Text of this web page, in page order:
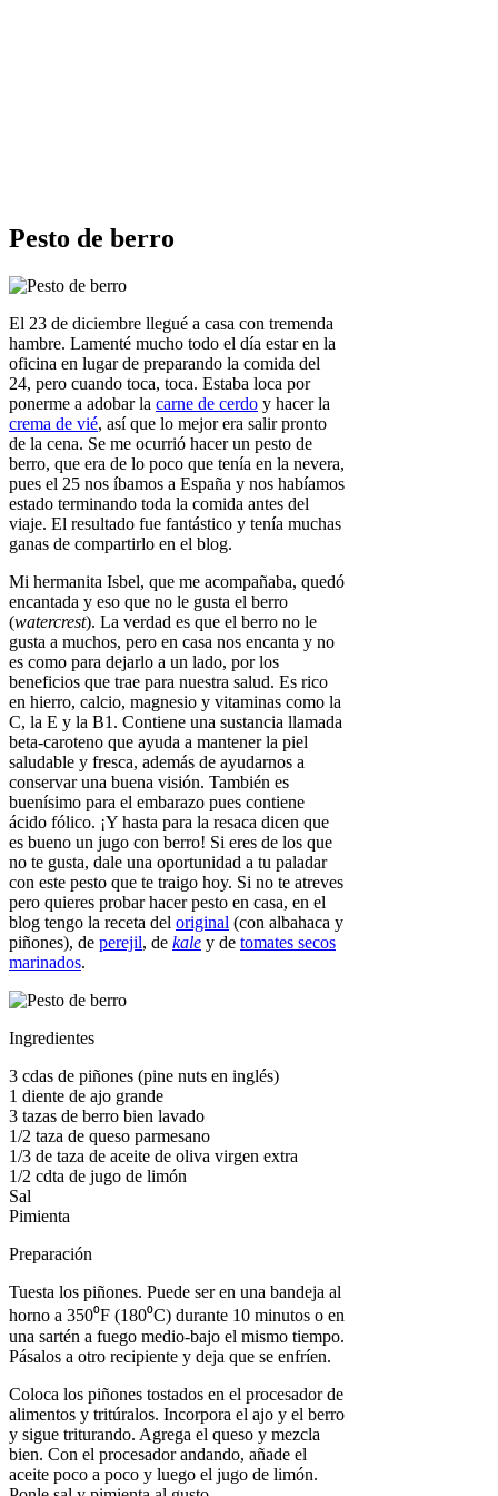
Pesto de berro
El 23 de diciembre llegué a casa con tremenda
hambre. Lamenté mucho todo el día estar en la
oficina en lugar de preparando la comida del
24, pero cuando toca, toca. Estaba loca por
ponerme a adobar la carne de cerdo y hacer la
crema de vié, así que lo mejor era salir pronto
de la cena. Se me ocurrió hacer un pesto de
berro, que era de lo poco que tenía en la nevera,
pues el 25 nos íbamos a España y nos habíamos
estado terminando toda la comida antes del
viaje. El resultado fue fantástico y tenía muchas
ganas de compartirlo en el blog.
Mi hermanita Isbel, que me acompañaba, quedó
encantada y eso que no le gusta el berro
(watercrest). La verdad es que el berro no le
gusta a muchos, pero en casa nos encanta y no
es como para dejarlo a un lado, por los
beneficios que trae para nuestra salud. Es rico
en hierro, calcio, magnesio y vitaminas como la
C, la E y la B1. Contiene una sustancia llamada
beta-caroteno que ayuda a mantener la piel
saludable y fresca, además de ayudarnos a
conservar una buena visión. También es
buenísimo para el embarazo pues contiene
ácido fólico. ¡Y hasta para la resaca dicen que
es bueno un jugo con berro! Si eres de los que
no te gusta, dale una oportunidad a tu paladar
con este pesto que te traigo hoy. Si no te atreves
pero quieres probar hacer pesto en casa, en el
blog tengo la receta del original (con albahaca y
piñones), de perejil, de kale y de tomates secos
marinados.
Ingredientes
3 cdas de piñones (pine nuts en inglés)
1 diente de ajo grande
3 tazas de berro bien lavado
1/2 taza de queso parmesano
1/3 de taza de aceite de oliva virgen extra
1/2 cdta de jugo de limón
Sal
Pimienta
Preparación
Tuesta los piñones. Puede ser en una bandeja al
horno a 350⁰F (180⁰C) durante 10 minutos o en
una sartén a fuego medio-bajo el mismo tiempo.
Pásalos a otro recipiente y deja que se enfríen.
Coloca los piñones tostados en el procesador de
alimentos y tritúralos. Incorpora el ajo y el berro
y sigue triturando. Agrega el queso y mezcla
bien. Con el procesador andando, añade el
aceite poco a poco y luego el jugo de limón.